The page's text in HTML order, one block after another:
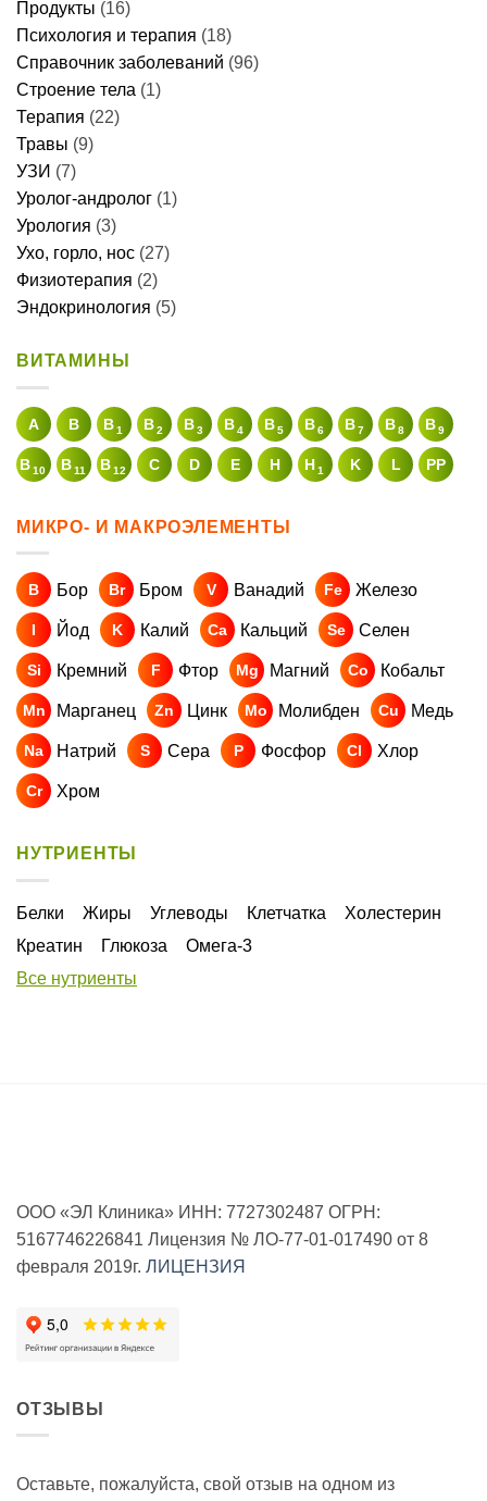
Продукты (16)
Психология и терапия (18)
Справочник заболеваний (96)
Строение тела (1)
Терапия (22)
Травы (9)
УЗИ (7)
Уролог-андролог (1)
Урология (3)
Ухо, горло, нос (27)
Физиотерапия (2)
Эндокринология (5)
ВИТАМИНЫ
A В B1 B2 B3 B4 B5 B6 B7 B8 B9
B10 B 11 B12 C D E H H1 K L PP
МИКРО- И МАКРОЭЛЕМЕНТЫ
B Бор Br Бром V Ванадий Fe Железо
I Йод K Калий Ca Кальций Se Селен
Si Кремний F Фтор Mg Магний Co Кобальт
Mn Марганец Zn Цинк Mo Молибден Cu Медь
Na Натрий S Сера P Фосфор Cl Хлор
Cr Хром
НУТРИЕНТЫ
Белки Жиры Углеводы Клетчатка
Холестерин
Креатин
Глюкоза
Омега-3
Все нутриенты
ООО «ЭЛ Клиника» ИНН: 7727302487 ОГРН:
5167746226841 Лицензия № ЛО-77-01-017490 от 8
февраля 2019г. ЛИЦЕНЗИЯ
ОТЗЫВЫ
Оставьте, пожалуйста, свой отзыв на одном из